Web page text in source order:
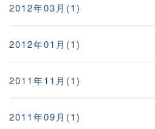
2012年03月(1)
2012年01月(1)
2011年11月(1)
2011年09月(1)